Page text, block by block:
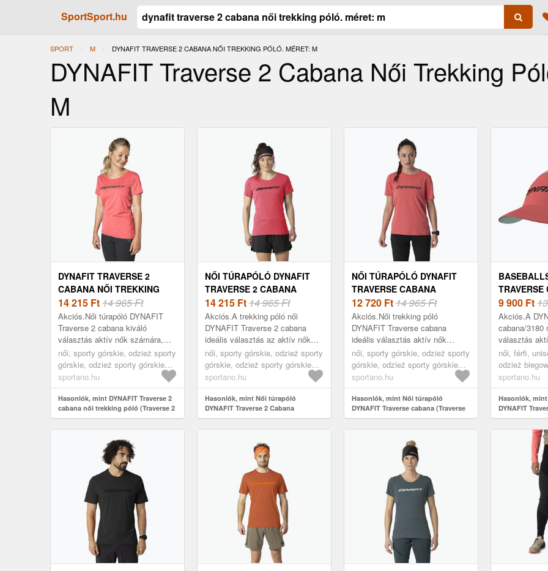
SportSport.hu
SPORT M JELENLEGI:
DYNAFIT TRAVERSE 2 CABANA NŐI TREKKING PÓLÓ. MÉRET: M
DYNAFIT Traverse 2 Cabana Női Trekking
M
DYNAFIT TRAVERSE 2
CABANA NŐI TREKKING
PÓLÓ (TRAVERSE 2 08-
0000070671)
14 215 Ft14 965 Ft
Akciós.Női túrapóló DYNAFIT
Traverse 2 cabana kiváló
választás aktív nők számára,
akik értékelik a kényelmet és a
funkcionalitást a hegyi túrák
során. Int...
női, sporty górskie, odzież sporty
górskie, odzież sporty górskie
koszulka, narancs
sportano.hu
Hasonlók, mint DYNAFIT Traverse 2
cabana női trekking póló (Traverse 2
08-0000070671)
NŐI TÚRAPÓLÓ DYNAFIT
TRAVERSE 2 CABANA
(TRAVERSE 2 08-
0000070671)
14 215 Ft14 965 Ft
Akciós.A trekking póló női
DYNAFIT Traverse 2 cabana
ideális választás az aktív nők
számára, akik funkciókat és
kényelmet keresnek túrázás
közben. Teljes ...
női, sporty górskie, odzież sporty
górskie, odzież sporty górskie
koszulka, rózsaszín
sportano.hu
Hasonlók, mint Női túrapóló
DYNAFIT Traverse 2 Cabana
(Traverse 2 08-0000070671)
NŐI TÚRAPÓLÓ DYNAFIT
TRAVERSE CABANA
(TRAVERSE 08-0000072055)
12 720 Ft14 965 Ft
Akciós.Női trekking póló
DYNAFIT Traverse cabana
ideális választás aktív nők
számára, akik értékelik a
kényelmet és a funkcionalitást
túrázás közben. Főké...
női, sporty górskie, odzież sporty
górskie, odzież sporty górskie
koszulka, narancs
sportano.hu
Hasonlók, mint Női túrapóló
DYNAFIT Traverse cabana (Traverse
08-0000072055)
9 900 Ft
Akciós.A
cabana/3180
választás
akik értékelik
A p...
női, férfi,
odzież
czapka,
sportano.hu
Hasonlók,
DYNAFIT
(Traverse 08-